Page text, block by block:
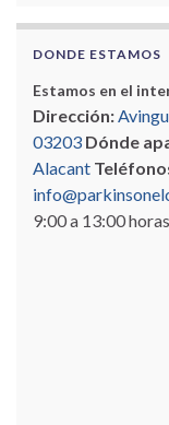
DONDE ESTAMOS
Estamos en el
Dirección:
03203 Dónde
Alacant
9:00 a 13:00 horas